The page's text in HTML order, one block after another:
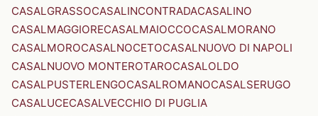
CASALGRASSOCASALINCONTRADACASALINO
CASALMAGGIORECASALMAIOCCOCASALMORANO
CASALMOROCASALNOCETOCASALNUOVO DI NAPOLI
CASALNUOVO MONTEROTAROCASALOLDO
CASALPUSTERLENGOCASALROMANOCASALSERUGO
CASALUCECASALVECCHIO DI PUGLIA